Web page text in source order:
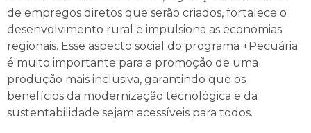
de empregos diretos que serão criados, fortalece o
desenvolvimento rural e impulsiona as economias
regionais. Esse aspecto social do programa +Pecuária
é muito importante para a promoção de uma
produção mais inclusiva, garantindo que os
benefícios da modernização tecnológica e da
sustentabilidade sejam acessíveis para todos.